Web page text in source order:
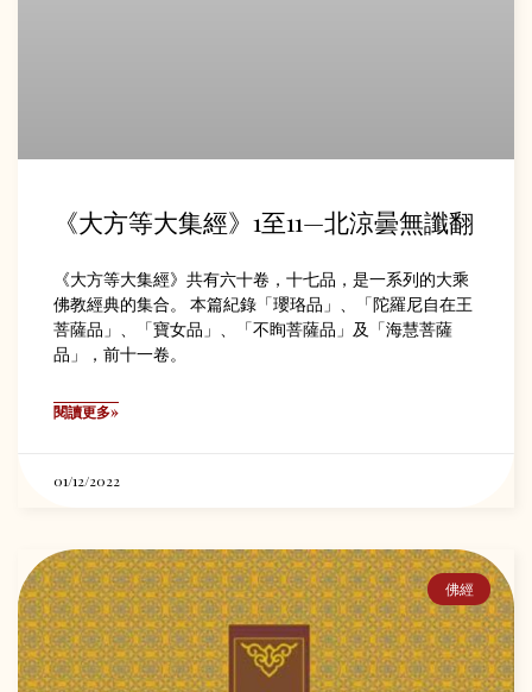
《大方等大集經》1至11—北涼曇無讖翻
《大方等大集經》共有六十卷，十七品，是一系列的大乘
佛教經典的集合。 本篇紀錄「瓔珞品」、「陀羅尼自在王
菩薩品」、「寶女品」、「不眴菩薩品」及「海慧菩薩
品」，前十一卷。
閱讀更多»
01/12/2022
佛經